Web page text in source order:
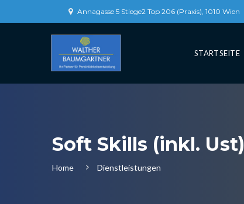
Annagasse 5 Stiege2 Top 206 (Praxis), 1010 Wien
STARTSEITE
Soft Skills (inkl. Ust)
Home Dienstleistungen